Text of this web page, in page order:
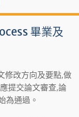
畢業及
修改方向及要點,做
提交論文審查,論
為通過。